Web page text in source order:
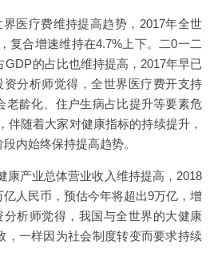
医疗费维持提高趋势，2017年全世
复合增速维持在4.7%上下。二0一二
GDP的占比也维持提高，2017年早已
资分析师觉得，全世界医疗费开支持
老龄化、住户生病占比提升等要素危
伴随着大家对健康指标的持续提升，
内始终保持提高趋势。
康产业总体营业收入维持提高，2018
人民币，预估今年将超出9万亿，增
分析师觉得，我国与全世界的大健康
，一样因为社会制度转变而要求持续